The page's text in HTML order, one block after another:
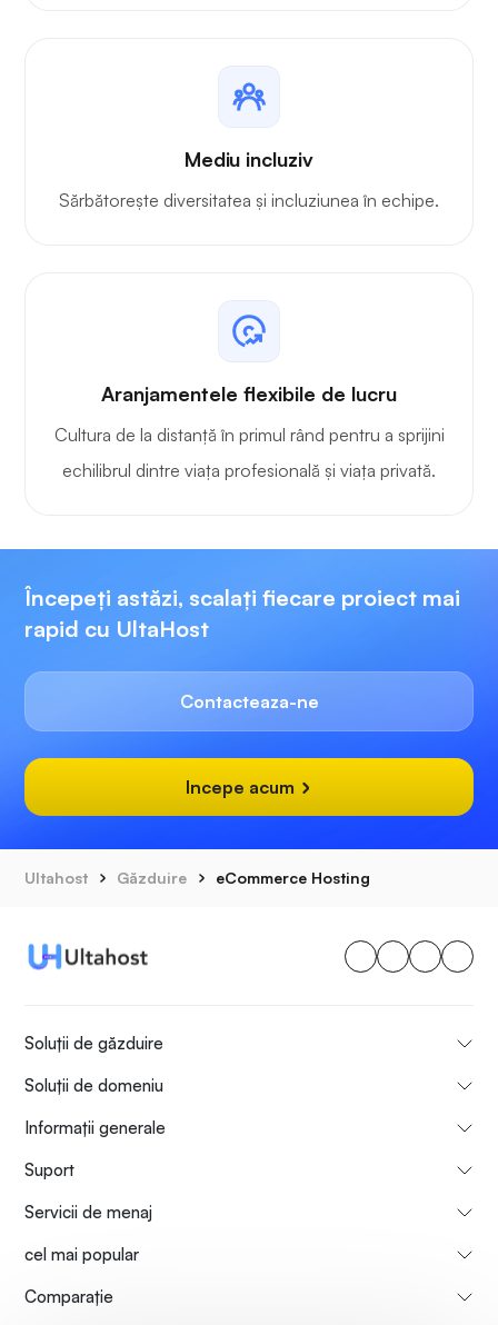
Mediu incluziv
Sărbătorește diversitatea și incluziunea în echipe.
Aranjamentele flexibile de lucru
Cultura de la distanță în primul rând pentru a sprijini
echilibrul dintre viața profesională și viața privată.
Începeți astăzi, scalați fiecare proiect mai
rapid cu UltaHost
Contacteaza-ne
Incepe acum
Ultahost Găzduire eCommerce Hosting
Soluții de găzduire
Soluții de domeniu
Informații generale
Suport
Servicii de menaj
cel mai popular
Comparaţie